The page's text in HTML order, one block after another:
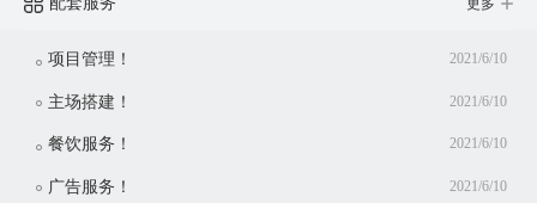
更多
项目管理！ 2021/6/10
主场搭建！ 2021/6/10
餐饮服务！ 2021/6/10
广告服务！ 2021/6/10